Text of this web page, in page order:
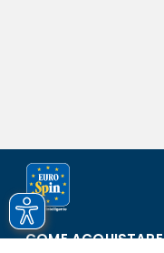
COME ACQUISTARE